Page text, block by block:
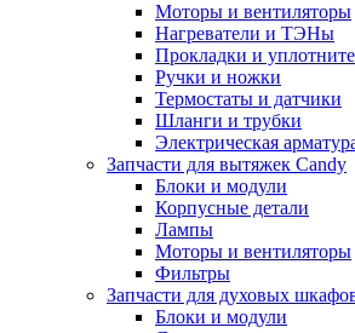
Моторы и вентиляторы
Нагреватели и ТЭНы
Прокладки и
Ручки и ножки
Термостаты и датчики
Шланги и трубки
Электрическая
Запчасти для вытяжек Candy
Блоки и модули
Корпусные детали
Лампы
Моторы и вентиляторы
Фильтры
Запчасти для духовых
Блоки и модули